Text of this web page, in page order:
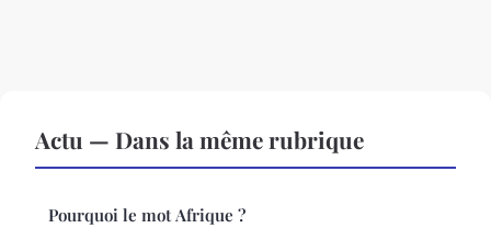
Actu — Dans la même rubrique
Pourquoi le mot Afrique ?